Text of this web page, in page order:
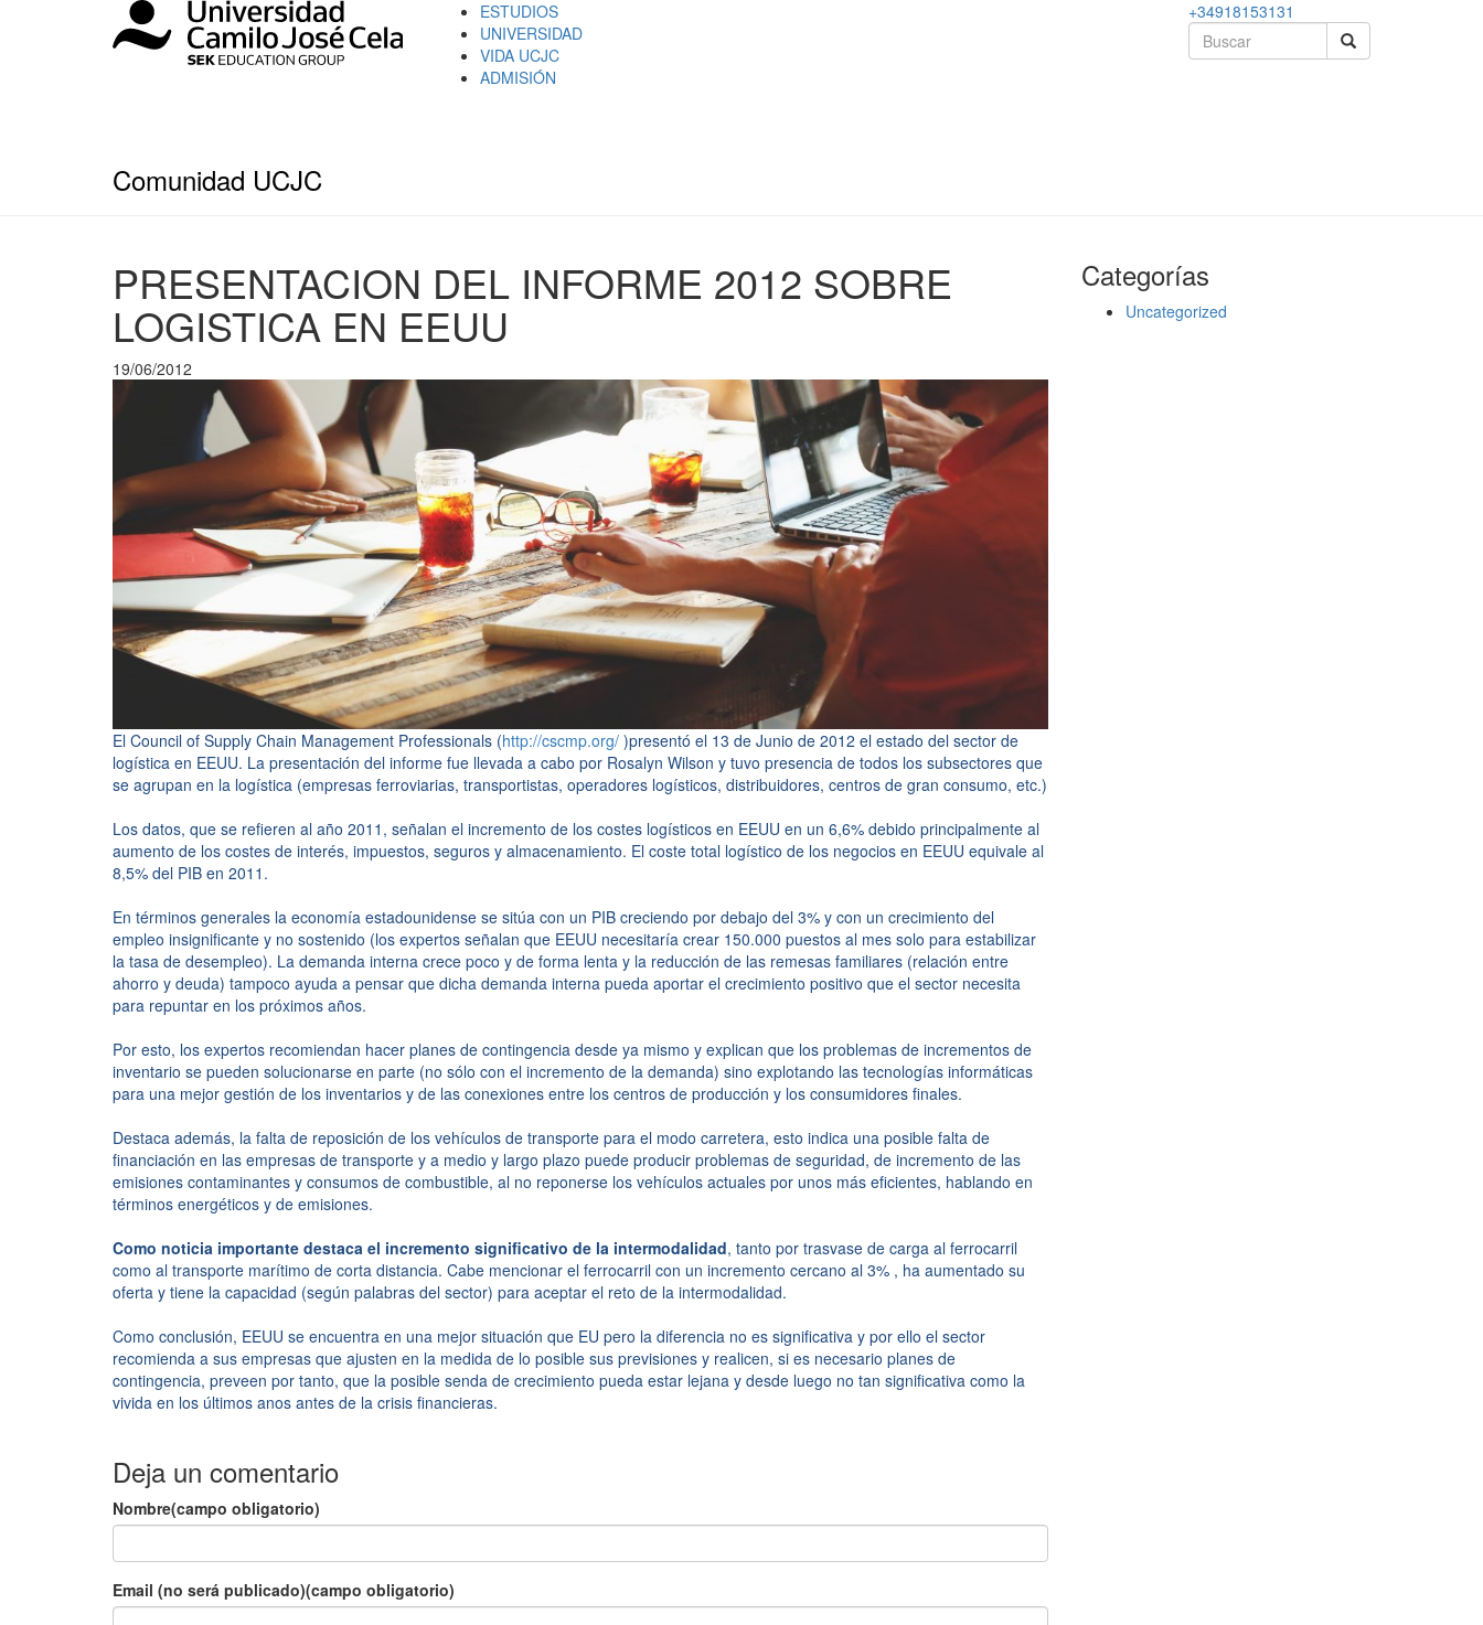
ESTUDIOS
UNIVERSIDAD
VIDA UCJC
ADMISIÓN
+34918153131
Comunidad UCJC
PRESENTACION DEL INFORME 2012 SOBRE
LOGISTICA EN EEUU
19/06/2012
El Council of Supply Chain Management Professionals (http://cscmp.org/ )presentó el 13 de Junio de 2012 el estado del sector de
logística en EEUU. La presentación del informe fue llevada a cabo por Rosalyn Wilson y tuvo presencia de todos los subsectores que
se agrupan en la logística (empresas ferroviarias, transportistas, operadores logísticos, distribuidores, centros de gran consumo, etc.)
Los datos, que se refieren al año 2011, señalan el incremento de los costes logísticos en EEUU en un 6,6% debido principalmente al
aumento de los costes de interés, impuestos, seguros y almacenamiento. El coste total logístico de los negocios en EEUU equivale al
8,5% del PIB en 2011.
En términos generales la economía estadounidense se sitúa con un PIB creciendo por debajo del 3% y con un crecimiento del
empleo insignificante y no sostenido (los expertos señalan que EEUU necesitaría crear 150.000 puestos al mes solo para estabilizar
la tasa de desempleo). La demanda interna crece poco y de forma lenta y la reducción de las remesas familiares (relación entre
ahorro y deuda) tampoco ayuda a pensar que dicha demanda interna pueda aportar el crecimiento positivo que el sector necesita
para repuntar en los próximos años.
Por esto, los expertos recomiendan hacer planes de contingencia desde ya mismo y explican que los problemas de incrementos de
inventario se pueden solucionarse en parte (no sólo con el incremento de la demanda) sino explotando las tecnologías informáticas
para una mejor gestión de los inventarios y de las conexiones entre los centros de producción y los consumidores finales.
Destaca además, la falta de reposición de los vehículos de transporte para el modo carretera, esto indica una posible falta de
financiación en las empresas de transporte y a medio y largo plazo puede producir problemas de seguridad, de incremento de las
emisiones contaminantes y consumos de combustible, al no reponerse los vehículos actuales por unos más eficientes, hablando en
términos energéticos y de emisiones.
Como noticia importante destaca el incremento significativo de la intermodalidad, tanto por trasvase de carga al ferrocarril
como al transporte marítimo de corta distancia. Cabe mencionar el ferrocarril con un incremento cercano al 3% , ha aumentado su
oferta y tiene la capacidad (según palabras del sector) para aceptar el reto de la intermodalidad.
Como conclusión, EEUU se encuentra en una mejor situación que EU pero la diferencia no es significativa y por ello el sector
recomienda a sus empresas que ajusten en la medida de lo posible sus previsiones y realicen, si es necesario planes de
contingencia, preveen por tanto, que la posible senda de crecimiento pueda estar lejana y desde luego no tan significativa como la
vivida en los últimos anos antes de la crisis financieras.
Deja un comentario
Nombre(campo obligatorio)
Email (no será publicado)(campo obligatorio)
Categorías
Uncategorized